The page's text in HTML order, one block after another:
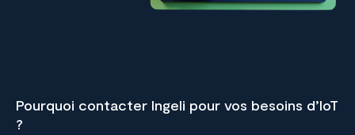
Pourquoi contacter Ingeli pour vos besoins d’IoT
?